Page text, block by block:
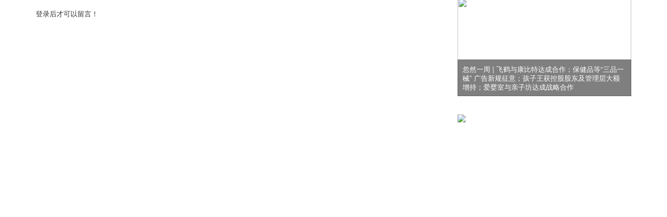
忽然一周 | 飞鹤与康比特达成合作；保健品等“三品一
械” 广告新规征意；孩子王获控股股东及管理层大额
增持；爱婴室与亲子坊达成战略合作
登录后才可以留言！